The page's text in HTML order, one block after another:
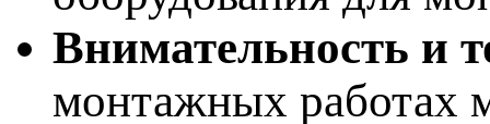
Внимательность и
монтажных работах